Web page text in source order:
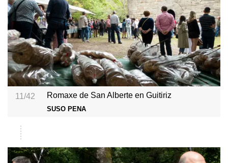
11/42 Romaxe de San Alberte en Guitiriz
SUSO PENA